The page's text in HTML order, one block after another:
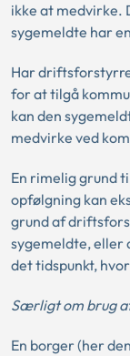
ikke at medvirke.
sygemeldte har
Har
for at tilgå
kan den
medvirke ved
En rimelig grund
opfølgning kan
grund af
sygemeldte, eller
det tidspunkt,
Særligt om brug
En borger (her